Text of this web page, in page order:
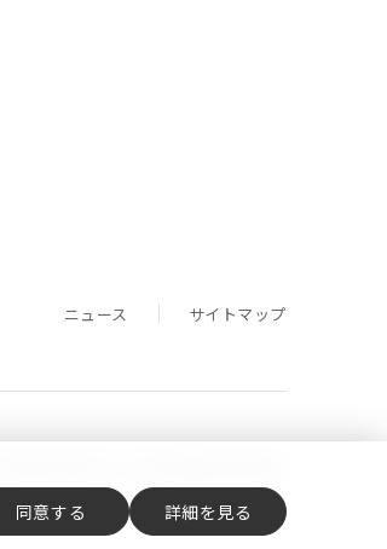
ニュース サイトマップ
同意する 詳細を見る